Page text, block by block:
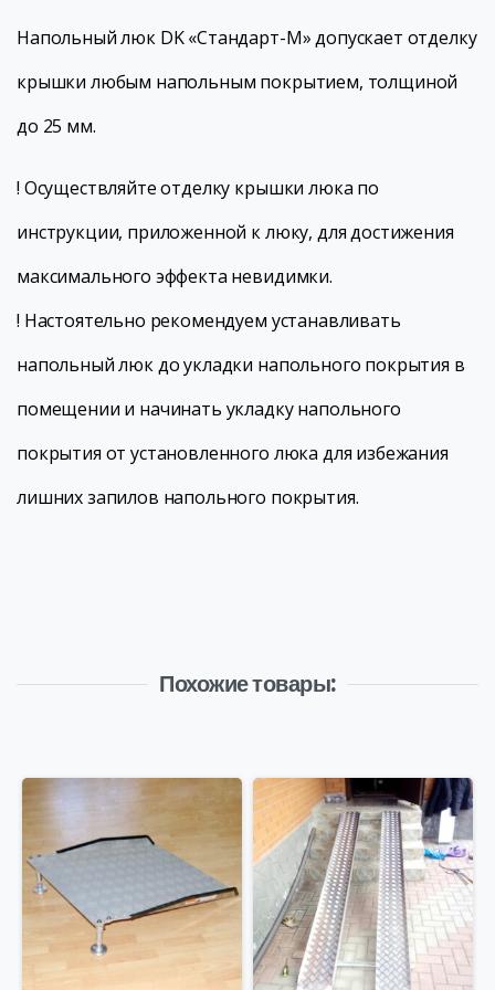
Напольный люк DK «Стандарт-М» допускает отделку
крышки любым напольным покрытием, толщиной
до 25 мм.
! Осуществляйте отделку крышки люка по
инструкции, приложенной к люку, для достижения
максимального эффекта невидимки.
! Настоятельно рекомендуем устанавливать
напольный люк до укладки напольного покрытия в
помещении и начинать укладку напольного
покрытия от установленного люка для избежания
лишних запилов напольного покрытия.
Похожие товары: